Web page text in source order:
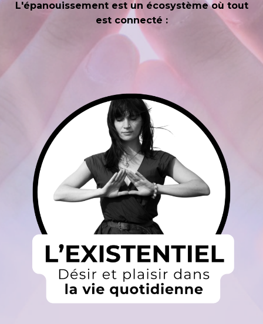
L'épanouissement est un écosystème où tout
est connecté :